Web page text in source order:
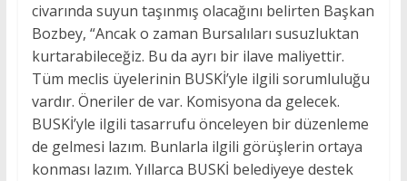
civarında suyun taşınmış olacağını belirten Başkan
Bozbey, “Ancak o zaman Bursalıları susuzluktan
kurtarabileceğiz. Bu da ayrı bir ilave maliyettir.
Tüm meclis üyelerinin BUSKİ’yle ilgili sorumluluğu
vardır. Öneriler de var. Komisyona da gelecek.
BUSKİ’yle ilgili tasarrufu önceleyen bir düzenleme
de gelmesi lazım. Bunlarla ilgili görüşlerin ortaya
konması lazım. Yıllarca BUSKİ belediyeye destek